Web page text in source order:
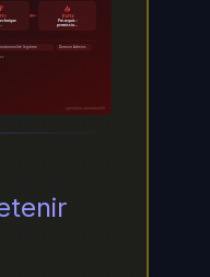
3
…
📤
ÉTAPE 4
Pré-requis :
permissio…
fonctionnalité légitime Domain Admins
ayinedjimi-consultants.fr